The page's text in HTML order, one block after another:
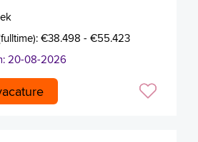
€38.498 - €55.423
20-08-2026